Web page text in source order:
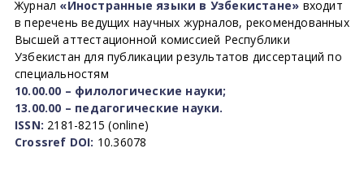
Журнал «Иностранные языки в Узбекистане» входит
в перечень ведущих научных журналов, рекомендованных
Высшей аттестационной комиссией Республики
Узбекистан для публикации результатов диссертаций по
специальностям
10.00.00 – филологические науки;
13.00.00 – педагогические науки.
ISSN: 2181-8215 (online)
Crossref DOI: 10.36078